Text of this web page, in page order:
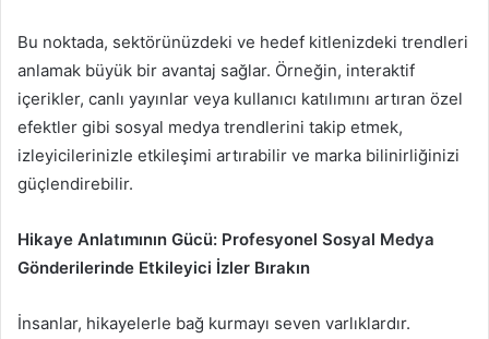
Bu noktada, sektörünüzdeki ve hedef kitlenizdeki trendleri
anlamak büyük bir avantaj sağlar. Örneğin, interaktif
içerikler, canlı yayınlar veya kullanıcı katılımını artıran özel
efektler gibi sosyal medya trendlerini takip etmek,
izleyicilerinizle etkileşimi artırabilir ve marka bilinirliğinizi
güçlendirebilir.
Hikaye Anlatımının Gücü: Profesyonel Sosyal Medya
Gönderilerinde Etkileyici İzler Bırakın
İnsanlar, hikayelerle bağ kurmayı seven varlıklardır.